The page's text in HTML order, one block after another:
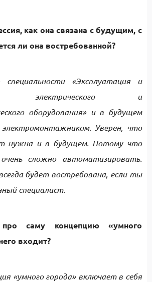
как она связана с будущим, с
ли она востребованной?
«Эксплуатация и
электрического и
оборудования» и в будущем
Уверен, что
нужна и в будущем. Потому что
сложно автоматизировать.
будет востребована, если ты
специалист.
саму концепцию «умного
входит?
«умного города» включает в себя